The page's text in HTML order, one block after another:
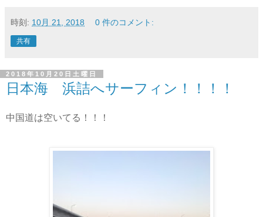
時刻: 10月 21, 2018 0 件のコメント:
共有
2018年10月20日土曜日
日本海 浜詰へサーフィン！！！！
中国道は空いてる！！！